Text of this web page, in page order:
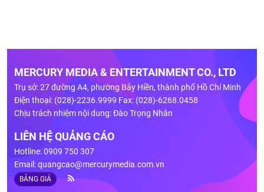
MERCURY MEDIA & ENTERTAINMENT CO., LTD
Trụ sở: 27 đường A4, phường Bảy Hiền, thành phố Hồ Chí Minh
Điện thoại: (028)-2236.9999 Fax: (028)-6268.0458
Chịu trách nhiệm nội dung: Đào Trọng Nhân
LIÊN HỆ QUẢNG CÁO
Hotline: 0909 750 307
Email:quangcao@mercurymedia.com.vn
BẢNG GIÁ